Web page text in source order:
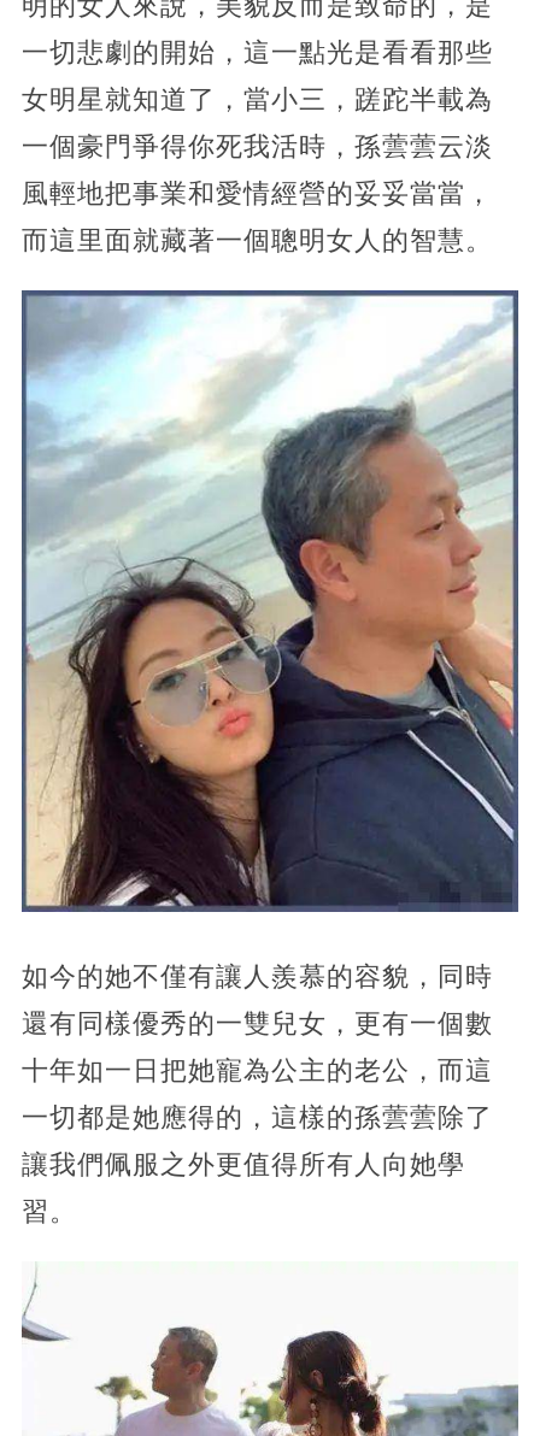
一切悲劇的開始，這一點光是看看那些
女明星就知道了，當小三，蹉跎半載為
一個豪門爭得你死我活時，孫蕓蕓云淡
風輕地把事業和愛情經營的妥妥當當，
而這里面就藏著一個聰明女人的智慧。
如今的她不僅有讓人羨慕的容貌，同時
還有同樣優秀的一雙兒女，更有一個數
十年如一日把她寵為公主的老公，而這
一切都是她應得的，這樣的孫蕓蕓除了
讓我們佩服之外更值得所有人向她學
習。